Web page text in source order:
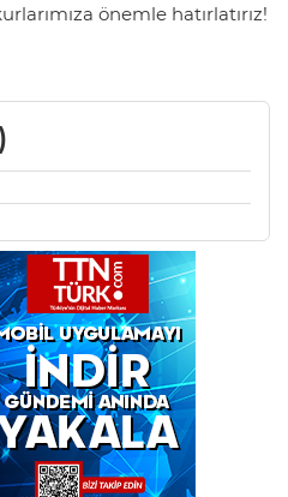
önemle hatırlatırız!